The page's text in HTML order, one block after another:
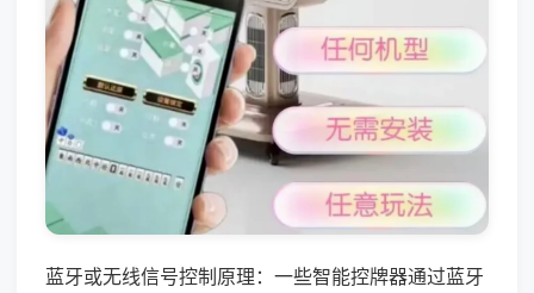
蓝牙或无线信号控制原理：一些智能控牌器通过蓝牙